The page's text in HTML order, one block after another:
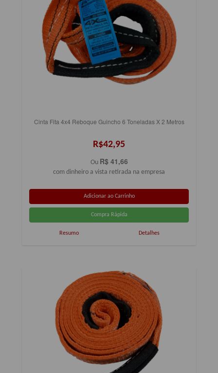
Cinta Fita 4x4 Reboque Guincho 6 Toneladas X 2 Metros
R$42,95
Ou R$ 41,66
com dinheiro a vista retirada na empresa
Resumo Detalhes